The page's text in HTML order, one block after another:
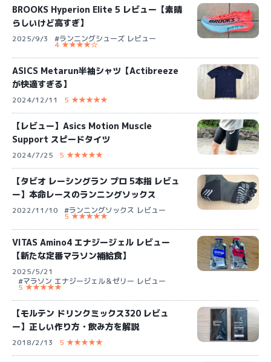
BROOKS Hyperion Elite 5 レビュー【素晴
らしいけど高すぎ】
2025/9/3 #ランニングシューズ レビュー
4 ★★★★☆
ASICS Metarun半袖シャツ【Actibreeze
が快適すぎる】
2024/12/11 5 ★★★★★
【レビュー】Asics Motion Muscle
Support スピードタイツ
2024/7/25 5 ★★★★★
【タビオ レーシングラン プロ 5本指 レビュ
ー】本命レースのランニングソックス
2022/11/10 #ランニングソックス レビュー
5 ★★★★★
VITAS Amino4 エナジージェル レビュー
【新たな定番マラソン補給食】
2025/5/21
#マラソン エナジージェル＆ゼリー レビュー
5 ★★★★★
【モルテン ドリンクミックス320 レビュ
ー】正しい作り方・飲み方を解説
2018/2/13 5 ★★★★★